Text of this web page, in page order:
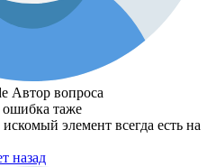
Автор вопроса
ошибка таже
элемент всегда есть на
назад